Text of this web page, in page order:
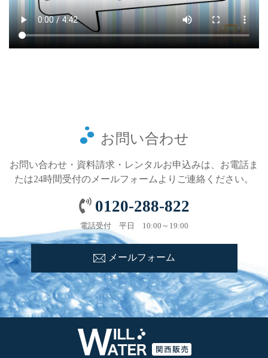
お問い合わせ
お問い合わせ・資料請求・レンタルお申込みは、お電話ま
たは24時間受付のメールフォームよりご連絡ください。
0120-288-822
電話受付 平日 10:00～19:00
メールフォーム